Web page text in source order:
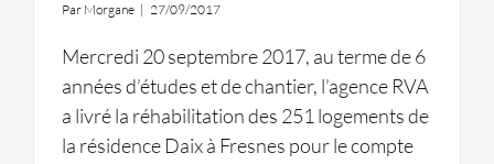
Par Morgane | 27/09/2017
Mercredi 20 septembre 2017, au terme de 6
années d’études et de chantier, l’agence RVA
a livré la réhabilitation des 251 logements de
la résidence Daix à Fresnes pour le compte